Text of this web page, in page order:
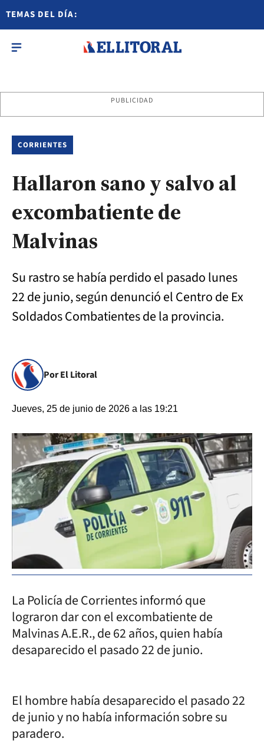
TEMAS DEL DÍA:
PUBLICIDAD
CORRIENTES
Hallaron sano y salvo al
excombatiente de
Malvinas
Su rastro se había perdido el pasado lunes
22 de junio, según denunció el Centro de Ex
Soldados Combatientes de la provincia.
Por El Litoral
Jueves, 25 de junio de 2026 a las 19:21
La Policía de Corrientes informó que
lograron dar con el excombatiente de
Malvinas A.E.R., de 62 años, quien había
desaparecido el pasado 22 de junio.
El hombre había desaparecido el pasado 22
de junio y no había información sobre su
paradero.